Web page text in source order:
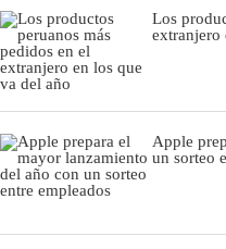
Los
extranjero
Apple
un sorteo